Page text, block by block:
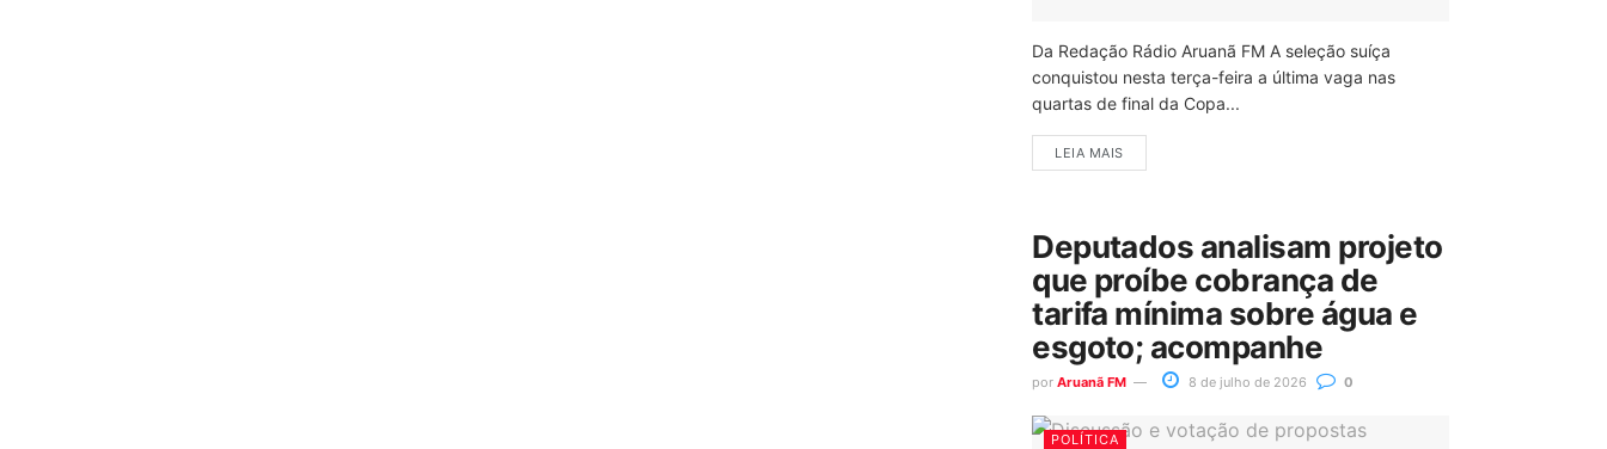
Da Redação Rádio Aruanã FM A seleção suíça
conquistou nesta terça-feira a última vaga nas
quartas de final da Copa...
LEIA MAIS
Deputados analisam projeto
que proíbe cobrança de
tarifa mínima sobre água e
esgoto; acompanhe
por Aruanã FM 8 de julho de 2026 0
POLÍTICA